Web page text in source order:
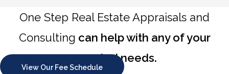
One Step Real Estate Appraisals and
Consulting can help with any of your
appraisal needs.
View Our Fee Schedule